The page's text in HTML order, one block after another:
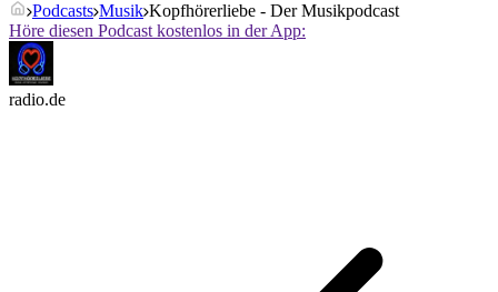
Podcasts Musik Kopfhörerliebe - Der Musikpodcast
Höre diesen Podcast kostenlos in der App:
radio.de